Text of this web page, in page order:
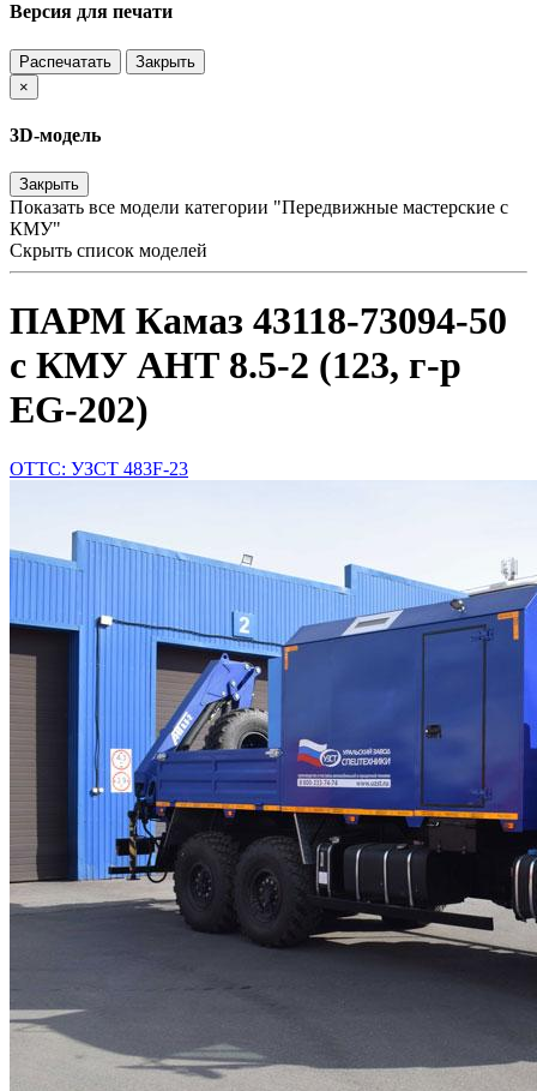
Версия для печати
Распечатать
Закрыть
×
3D-модель
Закрыть
Показать все модели категории "Передвижные мастерские с
КМУ"
Скрыть список моделей
ПАРМ Камаз 43118-73094-50
с КМУ АНТ 8.5-2 (123, г-р
EG-202)
ОТТС: УЗСТ 483F-23